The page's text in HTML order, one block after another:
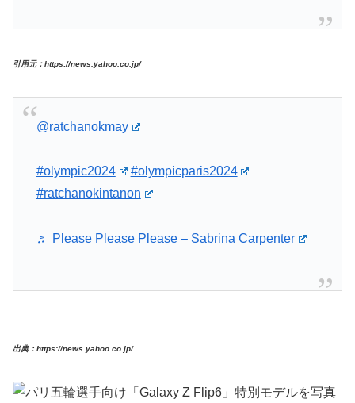
引用元：https://news.yahoo.co.jp/
@ratchanokmay
#olympic2024
#olympicparis2024
#ratchanokintanon
♬ Please Please Please – Sabrina Carpenter
出典：https://news.yahoo.co.jp/